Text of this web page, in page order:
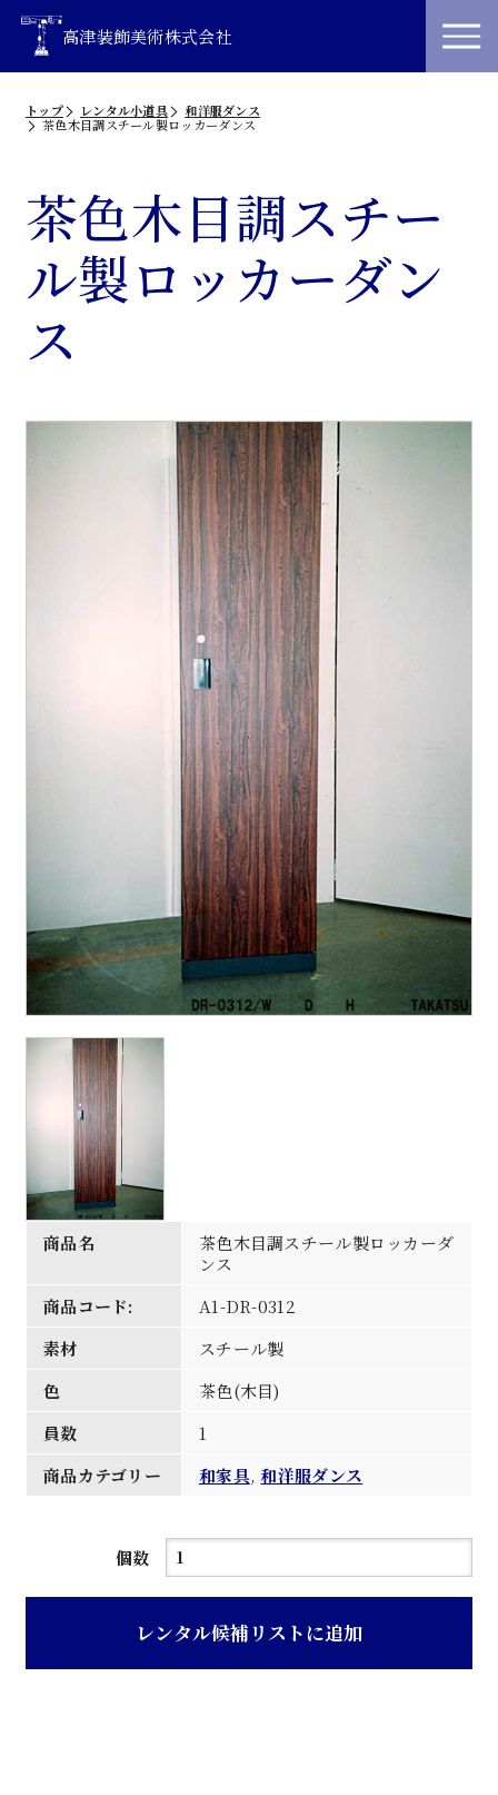
高津装飾美術株式会社
トップ レンタル小道具
和洋服ダンス
茶色木目調スチール製ロッカーダンス
茶色木目調スチー
ル製ロッカーダン
ス
商品名
茶色木目調スチール製ロッカーダ
ンス
商品コード:
A1-DR-0312
素材
スチール製
色
茶色(木目)
員数
1
商品カテゴリー
和家具,和洋服ダンス
個数
茶
目
レンタル候補リストに追加